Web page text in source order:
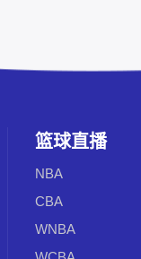
篮球直播
NBA
CBA
WNBA